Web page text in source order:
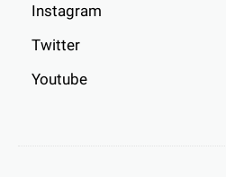
Instagram
Twitter
Youtube